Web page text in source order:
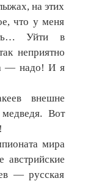
на этих
что у меня
Уйти в
неприятно
— надо! И я
внешне
медведя. Вот
мира
австрийские
— русская